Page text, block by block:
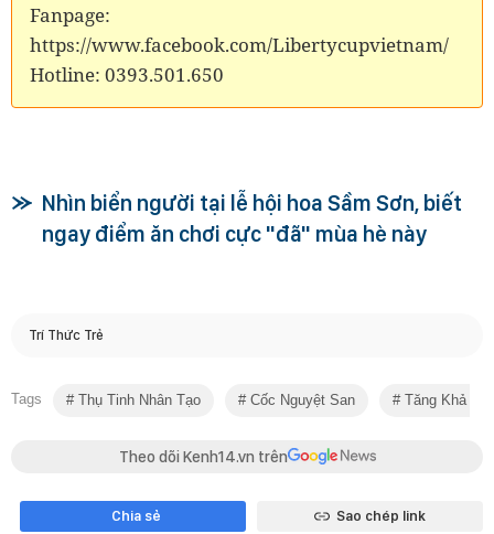
Fanpage:
https://www.facebook.com/Libertycupvietnam/
Hotline: 0393.501.650
Nhìn biển người tại lễ hội hoa Sầm Sơn, biết
ngay điểm ăn chơi cực "đã" mùa hè này
Trí Thức Trẻ
Tags Thụ Tinh Nhân Tạo Cốc Nguyệt San Tăng Khả
Theo dõi Kenh14.vn trên
Chia sẻ Sao chép link